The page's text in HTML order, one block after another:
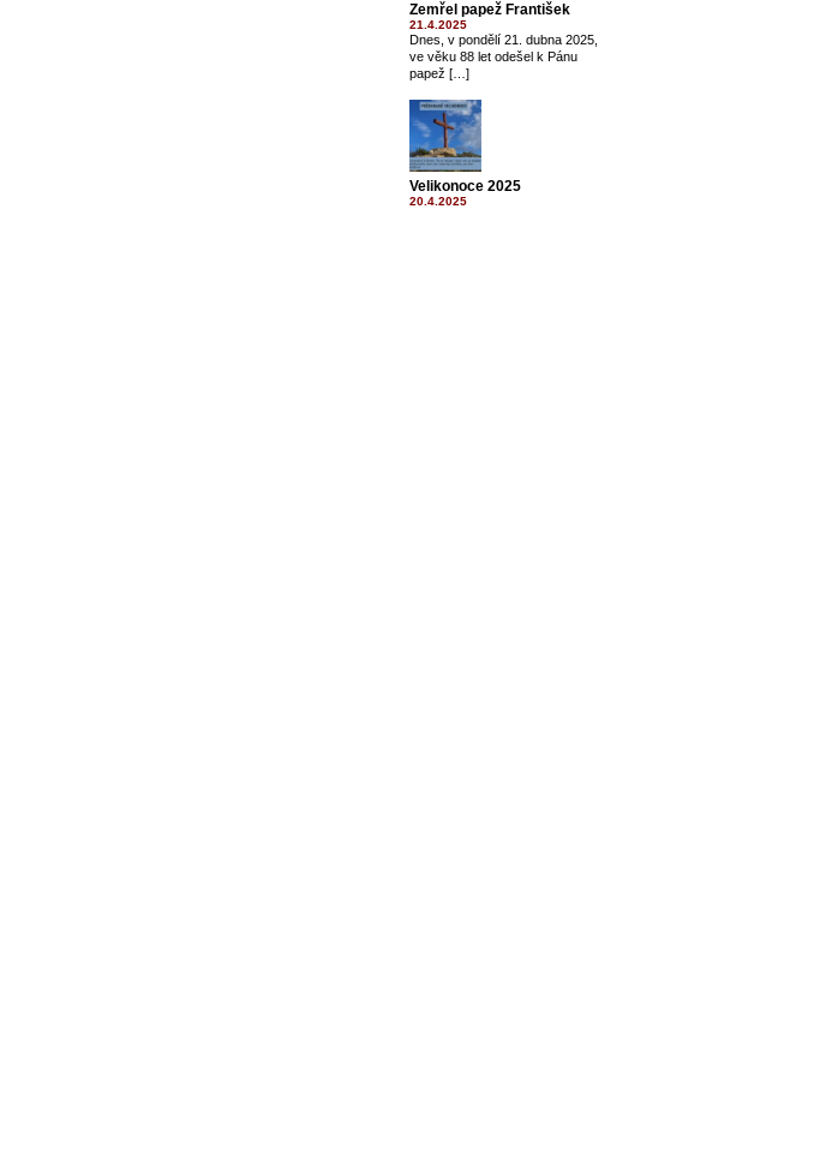
Zemřel papež František
21.4.2025
Dnes, v pondělí 21. dubna 2025,
ve věku 88 let odešel k Pánu
papež […]
Velikonoce 2025
20.4.2025